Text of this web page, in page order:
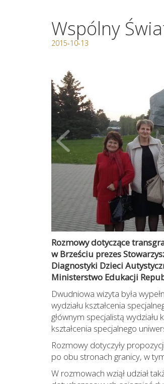
Wspólny
2015-10-13
Rozmowy dotyczące
w Brześciu prezes
Diagnostyki Dzieci
Ministerstwo Edukacji
Dwudniowa wizyta była
wydziału kształcenia
głównym specjalistą
kształcenia specjalnego
Rozmowy dotyczyły
po obu stronach granicy, w
W rozmowach wziął udział